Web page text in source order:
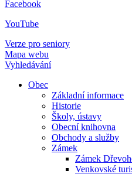
Facebook
YouTube
Verze pro seniory
Mapa webu
Vyhledávání
Obec
Základní informace
Historie
Školy, ústavy
Obecní knihovna
Obchody a služby
Zámek
Zámek
Venkovské